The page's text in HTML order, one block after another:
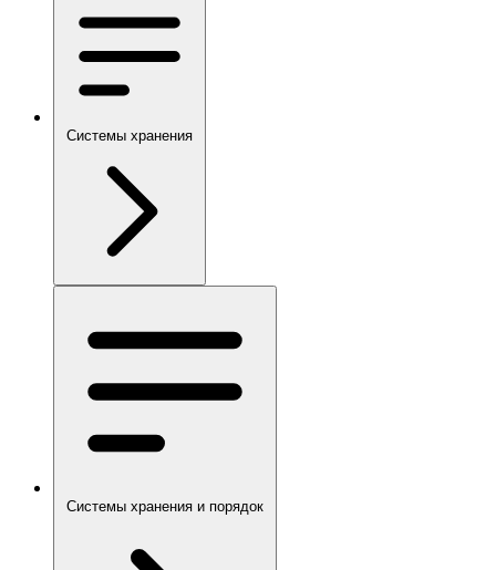
Системы хранения
Системы хранения и порядок